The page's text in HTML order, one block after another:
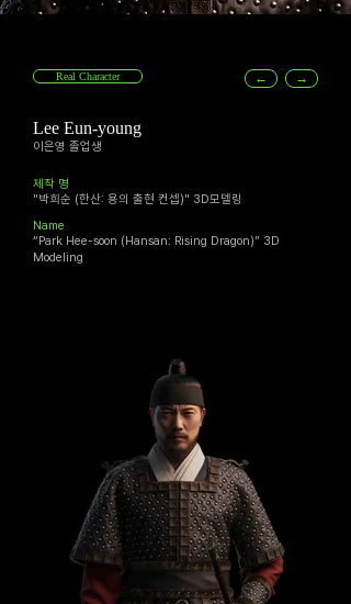
Real Character ← →
Lee Eun-young
이은영 졸업생
​제작 명
"박희순 (한산: 용의 출현 컨셉)" 3D모델링
Name
“Park Hee-soon (Hansan: Rising Dragon)” 3D
Modeling